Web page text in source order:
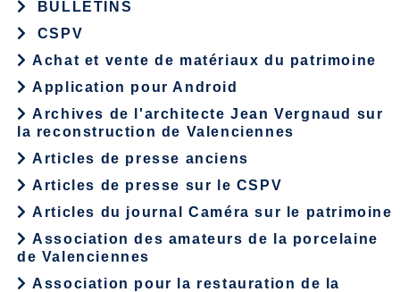
BULLETINS
CSPV
Achat et vente de matériaux du patrimoine
Application pour Android
Archives de l'architecte Jean Vergnaud sur
la reconstruction de Valenciennes
Articles de presse anciens
Articles de presse sur le CSPV
Articles du journal Caméra sur le patrimoine
Association des amateurs de la porcelaine
de Valenciennes
Association pour la restauration de la